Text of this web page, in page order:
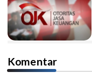
Komentar